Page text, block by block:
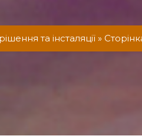
та інсталяції »